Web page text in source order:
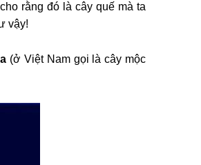
rằng đó là cây quế mà ta
vậy!
(ở Việt Nam gọi là cây mộc